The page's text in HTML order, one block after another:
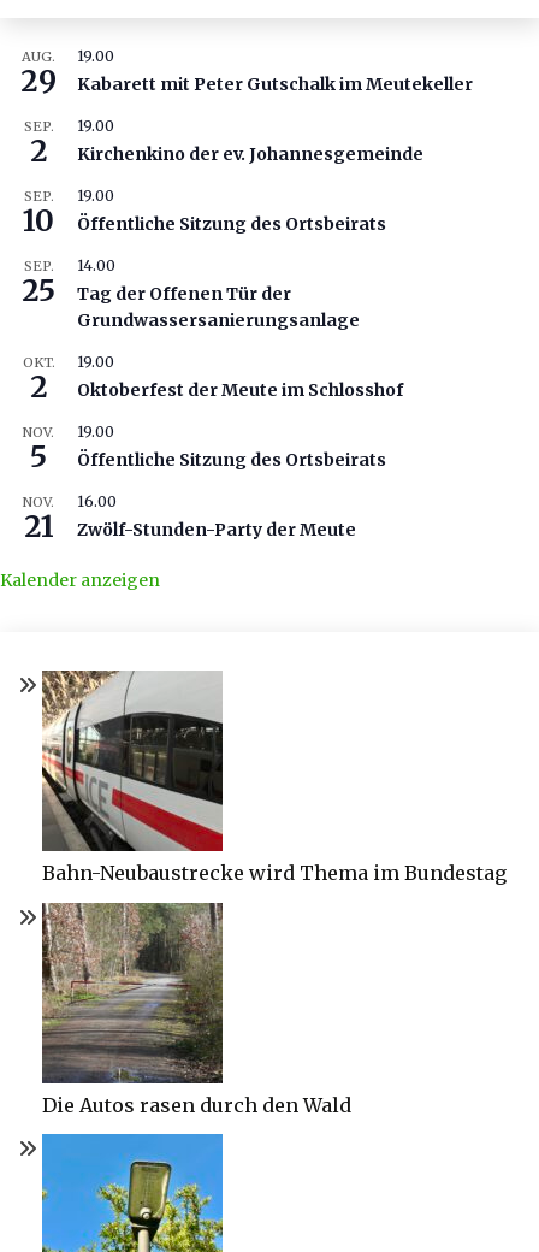
AUG.
29
19.00
Kabarett mit Peter Gutschalk im Meutekeller
SEP.
2
19.00
Kirchenkino der ev. Johannesgemeinde
SEP.
10
19.00
Öffentliche Sitzung des Ortsbeirats
SEP.
25
14.00
Tag der Offenen Tür der
Grundwassersanierungsanlage
OKT.
2
19.00
Oktoberfest der Meute im Schlosshof
NOV.
5
19.00
Öffentliche Sitzung des Ortsbeirats
NOV.
21
16.00
Zwölf-Stunden-Party der Meute
Kalender anzeigen
Bahn-Neubaustrecke wird Thema im Bundestag
Die Autos rasen durch den Wald